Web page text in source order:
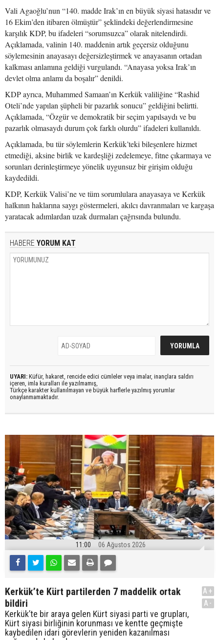
Vali Agaoğlu’nun “140. madde Irak’ın en büyük siyasi hatasıdır ve
16 Ekim’den itibaren ölmüştür” şeklindeki değerlendirmesine
karşılık KDP, bu ifadeleri “sorumsuzca” olarak nitelendirdi.
Açıklamada, valinin 140. maddenin artık geçersiz olduğunu
söylemesinin anayasayı değersizleştirmek ve anayasanın ortadan
kalkması anlamına geldiği vurgulandı. “Anayasa yoksa Irak’ın
devlet olma anlamı da boşalır” denildi.
KDP ayrıca, Muhammed Samaan’ın Kerkük valiliğine “Rashid
Oteli’nde yapılan şüpheli bir pazarlık sonucu” geldiğini belirtti.
Açıklamada, “Özgür ve demokratik bir seçim yapılsaydı ve bu
pazarlık olmasaydı durum çok farklı olurdu” ifadeleri kullanıldı.
Açıklamada, bu tür söylemlerin Kerkük’teki bileşenlere hizmet
etmediği, aksine birlik ve kardeşliği zedelemeye, fitne çıkarmaya ve
sorunları derinleştirmeye yönelik uygunsuz bir girişim olduğu
kaydedildi.
KDP, Kerkük Valisi’ne ve tüm sorumlulara anayasaya ve Kerkük
halkının haklarına saygı göstermeleri, akılcı davranmaları ve kargaşa
yaratacak adımlardan uzak durmaları çağrısında bulundu.
HABERE YORUM KAT
UYARI: Küfür, hakaret, rencide edici cümleler veya imalar, inançlara saldırı
içeren, imla kuralları ile yazılmamış,
Türkçe karakter kullanılmayan ve büyük harflerle yazılmış yorumlar
onaylanmamaktadır.
11:00 06 Ağustos 2026
Kerkük’te Kürt partilerden 7 maddelik ortak
bildiri
Kerkük’te bir araya gelen Kürt siyasi parti ve grupları,
Kürt siyasi birliğinin korunması ve kentte geçmişte
kaybedilen idari görevlerin yeniden kazanılması
A+
A-